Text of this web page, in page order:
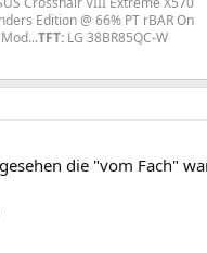
Edition @ 66% PT rBAR On
TFT: LG 38BR85QC-W
die "vom Fach"